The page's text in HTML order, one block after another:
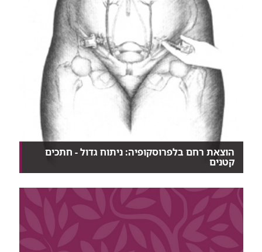
הוצאת רחם בלפרוסקופיה: ניתוח גדול - חתכים
קטנים
הטכנולוגיה של הלפרוסקופיה מאפשרת לבצע כמעט את
כל ס...